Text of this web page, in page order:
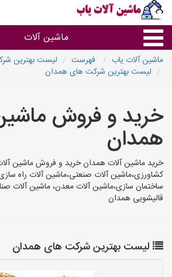
ماشین آلات
ماشین آلات
سایر گروه ها
ماشین آلات یاب فهرست
لیست بهترین
لیست بهترین شرکت های همدان
خرید و فروش
همدان
خرید ماشین آلات همدان خرید و فروش ماشین
کشاورزی،ماشین آلات صنعتی،ماشین آلات راه
ساختمان سازی،ماشین آلات معدن، ماشین آلات
قالیشویی همدان
لیست بهترین شرکت های همدان